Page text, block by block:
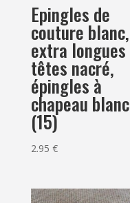
Epingles de
couture blanc,
extra longues
têtes nacré,
épingles à
chapeau blanc
(15)
2.95 €